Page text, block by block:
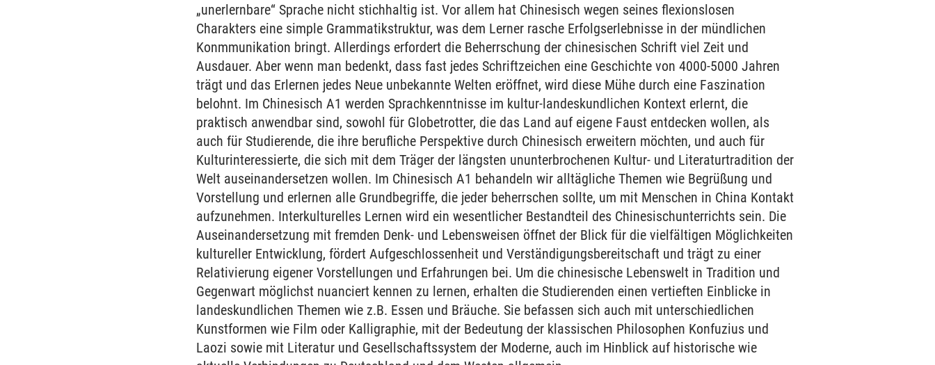
„unerlernbare“ Sprache nicht stichhaltig ist. Vor allem hat Chinesisch wegen seines flexionslosen
Charakters eine simple Grammatikstruktur, was dem Lerner rasche Erfolgserlebnisse in der mündlichen
Konmmunikation bringt. Allerdings erfordert die Beherrschung der chinesischen Schrift viel Zeit und
Ausdauer. Aber wenn man bedenkt, dass fast jedes Schriftzeichen eine Geschichte von 4000-5000 Jahren
trägt und das Erlernen jedes Neue unbekannte Welten eröffnet, wird diese Mühe durch eine Faszination
belohnt. Im Chinesisch A1 werden Sprachkenntnisse im kultur-landeskundlichen Kontext erlernt, die
praktisch anwendbar sind, sowohl für Globetrotter, die das Land auf eigene Faust entdecken wollen, als
auch für Studierende, die ihre berufliche Perspektive durch Chinesisch erweitern möchten, und auch für
Kulturinteressierte, die sich mit dem Träger der längsten ununterbrochenen Kultur- und Literaturtradition der
Welt auseinandersetzen wollen. Im Chinesisch A1 behandeln wir alltägliche Themen wie Begrüßung und
Vorstellung und erlernen alle Grundbegriffe, die jeder beherrschen sollte, um mit Menschen in China Kontakt
aufzunehmen. Interkulturelles Lernen wird ein wesentlicher Bestandteil des Chinesischunterrichts sein. Die
Auseinandersetzung mit fremden Denk- und Lebensweisen öffnet der Blick für die vielfältigen Möglichkeiten
kultureller Entwicklung, fördert Aufgeschlossenheit und Verständigungsbereitschaft und trägt zu einer
Relativierung eigener Vorstellungen und Erfahrungen bei. Um die chinesische Lebenswelt in Tradition und
Gegenwart möglichst nuanciert kennen zu lernen, erhalten die Studierenden einen vertieften Einblicke in
landeskundlichen Themen wie z.B. Essen und Bräuche. Sie befassen sich auch mit unterschiedlichen
Kunstformen wie Film oder Kalligraphie, mit der Bedeutung der klassischen Philosophen Konfuzius und
Laozi sowie mit Literatur und Gesellschaftssystem der Moderne, auch im Hinblick auf historische wie